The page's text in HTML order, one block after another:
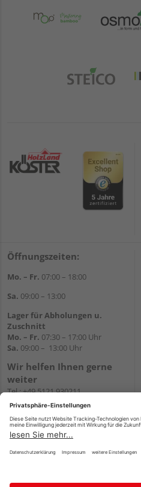
Öffnungszeiten:
Mo. – Fr. 07:00 – 18:00
Sa. 09:00 – 13:00
Lager für Abholungen u.
Zuschnitt
Mo. – Fr. 07:30 – 17:00 Uhr
Sa. 09:00 – 13:00 Uhr
Wir helfen Ihnen gerne
weiter
Tel.:+49 5121 930211
E-Mail:holzlandshop@holzland-
Newsletter
Impressum AGB